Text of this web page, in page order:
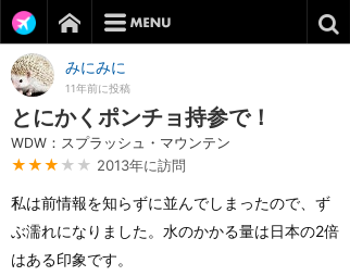
みにみに
11年前に投稿
とにかくポンチョ持参で！
WDW：スプラッシュ・マウンテン
★★★ ★★ 2013年に訪問
私は前情報を知らずに並んでしまったので、ず
ぶ濡れになりました。水のかかる量は日本の2倍
はある印象です。